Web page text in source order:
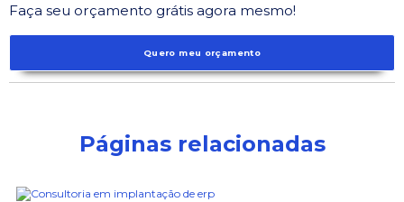
Faça seu orçamento grátis agora mesmo!
Quero meu orçamento
Páginas relacionadas